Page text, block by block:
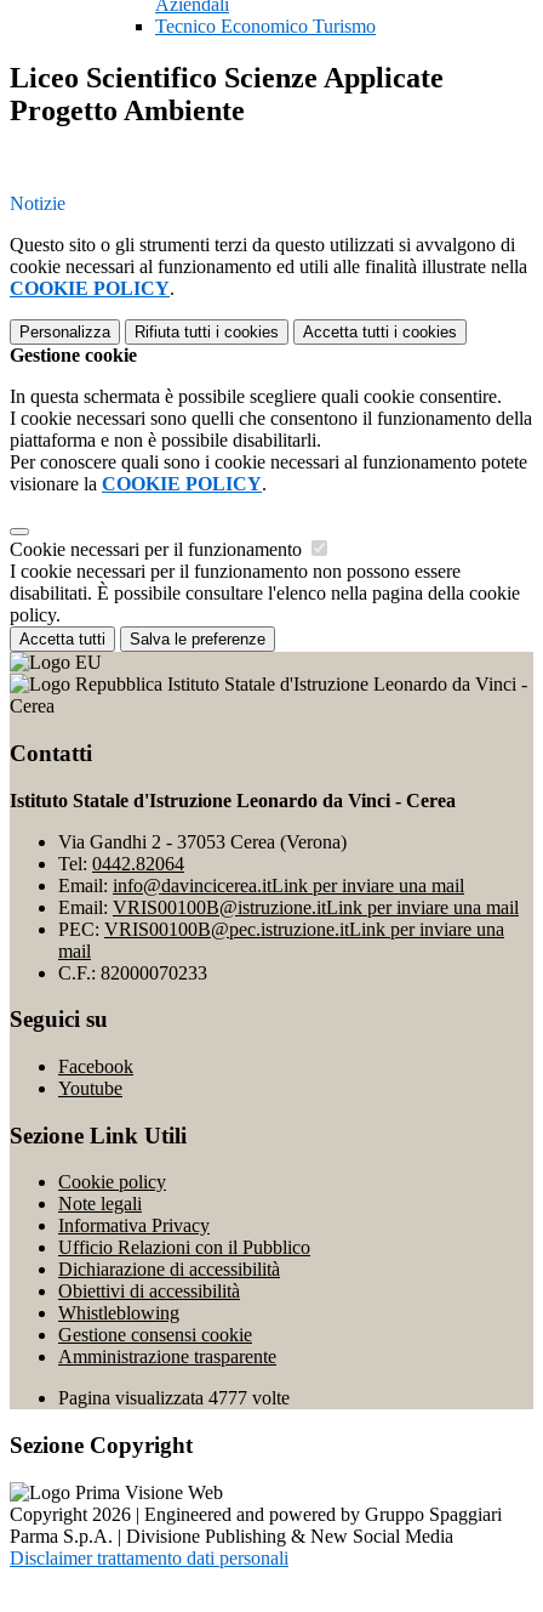
Aziendali
Tecnico Economico Turismo
Liceo Scientifico Scienze Applicate
Progetto Ambiente
Notizie
Questo sito o gli strumenti terzi da questo utilizzati si avvalgono di
cookie necessari al funzionamento ed utili alle finalità illustrate nella
COOKIE POLICY.
Personalizza Rifiuta tutti i cookies Accetta tutti i cookies
Gestione cookie
In questa schermata è possibile scegliere quali cookie consentire.
I cookie necessari sono quelli che consentono il funzionamento della
piattaforma e non è possibile disabilitarli.
Per conoscere quali sono i cookie necessari al funzionamento potete
visionare la COOKIE POLICY.
Cookie necessari per il funzionamento
I cookie necessari per il funzionamento non possono essere
disabilitati. È possibile consultare l'elenco nella pagina della cookie
policy.
Accetta tutti Salva le preferenze
Istituto Statale d'Istruzione Leonardo da Vinci -
Cerea
Contatti
Istituto Statale d'Istruzione Leonardo da Vinci - Cerea
Via Gandhi 2 - 37053 Cerea (Verona)
Tel: 0442.82064
Email: info@davincicerea.itLink per inviare una mail
Email: VRIS00100B@istruzione.itLink per inviare una mail
PEC: VRIS00100B@pec.istruzione.itLink per inviare una
mail
C.F.: 82000070233
Seguici su
Facebook
Youtube
Sezione Link Utili
Cookie policy
Note legali
Informativa Privacy
Ufficio Relazioni con il Pubblico
Dichiarazione di accessibilità
Obiettivi di accessibilità
Whistleblowing
Gestione consensi cookie
Amministrazione trasparente
Pagina visualizzata 4777 volte
Sezione Copyright
Copyright 2026 | Engineered and powered by Gruppo Spaggiari
Parma S.p.A. | Divisione Publishing & New Social Media
Disclaimer trattamento dati personali